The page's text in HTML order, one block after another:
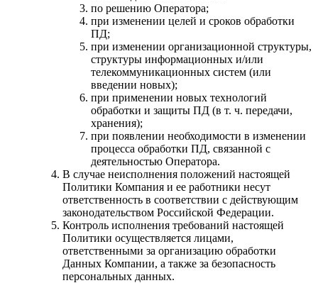
по решению Оператора;
при изменении целей и сроков обработки
ПД;
при изменении организационной структуры,
структуры информационных и/или
телекоммуникационных систем (или
введении новых);
при применении новых технологий
обработки и защиты ПД (в т. ч. передачи,
хранения);
при появлении необходимости в изменении
процесса обработки ПД, связанной с
деятельностью Оператора.
В случае неисполнения положений настоящей
Политики Компания и ее работники несут
ответственность в соответствии с действующим
законодательством Российской Федерации.
Контроль исполнения требований настоящей
Политики осуществляется лицами,
ответственными за организацию обработки
Данных Компании, а также за безопасность
персональных данных.